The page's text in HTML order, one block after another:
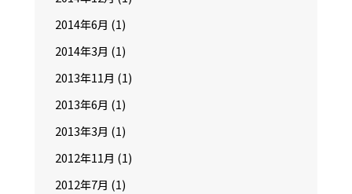
2014年6月 (1)
2014年3月 (1)
2013年11月 (1)
2013年6月 (1)
2013年3月 (1)
2012年11月 (1)
2012年7月 (1)